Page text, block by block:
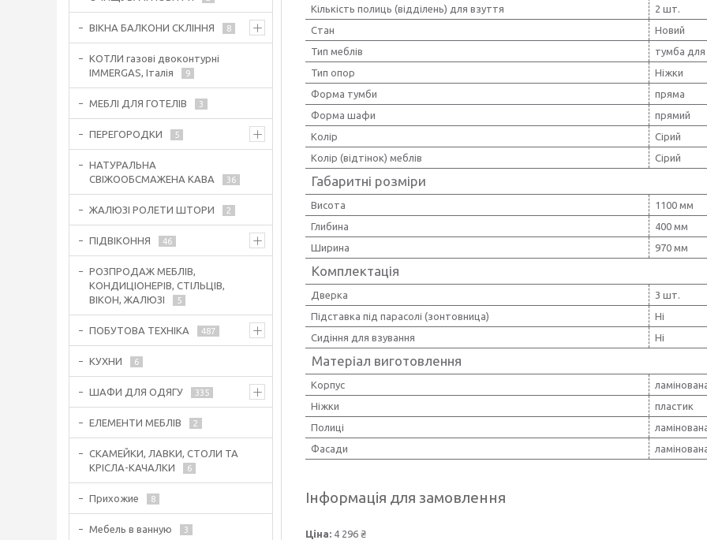
Кількість полиць (відділень) для взуття
2 шт.
Стан
Новий
Тип меблів
тумба для
Тип опор
Ніжки
Форма тумби
пряма
Форма шафи
прямий
Колір
Сірий
Колір (відтінок) меблів
Сірий
Габаритні розміри
Висота
1100 мм
Глибина
400 мм
Ширина
970 мм
Комплектація
Дверка
3 шт.
Підставка під парасолі (зонтовница)
Ні
Сидіння для взування
Ні
Матеріал виготовлення
Корпус
Ніжки
пластик
Полиці
Фасади
Інформація для замовлення
Ціна: 4 296 ₴
ВІКНА БАЛКОНИ СКЛІННЯ 8
КОТЛИ газові двоконтурні
IMMERGAS, Італія
9
МЕБЛІ ДЛЯ ГОТЕЛІВ 3
ПЕРЕГОРОДКИ 5
НАТУРАЛЬНА
СВІЖООБСМАЖЕНА КАВА
36
ЖАЛЮЗІ РОЛЕТИ ШТОРИ 2
ПІДВІКОННЯ 46
РОЗПРОДАЖ МЕБЛІВ,
КОНДИЦІОНЕРІВ, СТІЛЬЦІВ,
ВІКОН, ЖАЛЮЗІ
5
ПОБУТОВА ТЕХНІКА 487
КУХНИ 6
ШАФИ ДЛЯ ОДЯГУ 335
ЕЛЕМЕНТИ МЕБЛІВ 2
СКАМЕЙКИ, ЛАВКИ, СТОЛИ ТА
КРІСЛА-КАЧАЛКИ
6
Прихожие 8
Мебель в ванную 3